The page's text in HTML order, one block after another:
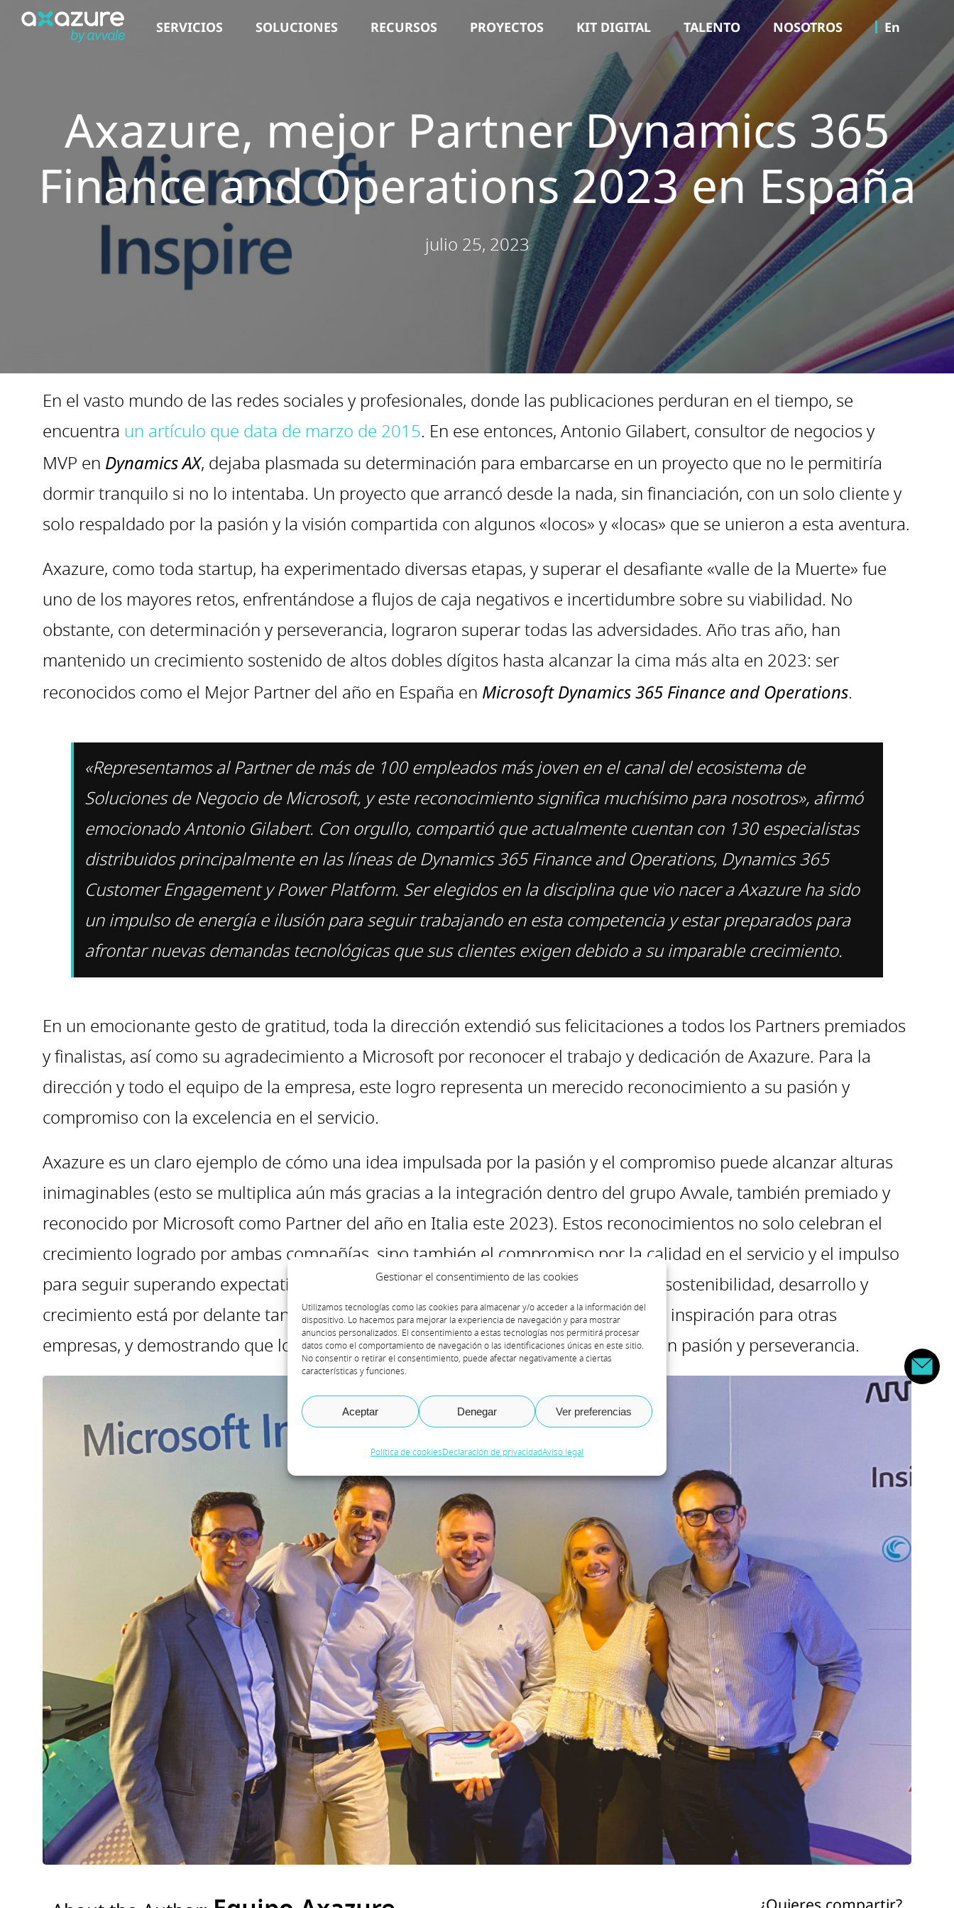
Gestionar el consentimiento de las cookies
Utilizamos tecnologías como las cookies para almacenar y/o acceder a la información del
dispositivo. Lo hacemos para mejorar la experiencia de navegación y para mostrar
anuncios personalizados. El consentimiento a estas tecnologías nos permitirá procesar
datos como el comportamiento de navegación o las identificaciones únicas en este sitio.
No consentir o retirar el consentimiento, puede afectar negativamente a ciertas
características y funciones.
Aceptar Denegar Ver preferencias
Política de cookiesDeclaración de privacidadAviso legal
Saltar
SERVICIOS SOLUCIONES RECURSOS PROYECTOS KIT DIGITAL TALENTO NOSOTROS En
Axazure, mejor Partner Dynamics 365
Finance and Operations 2023 en España
julio 25, 2023
En el vasto mundo de las redes sociales y profesionales, donde las publicaciones perduran en el tiempo, se
encuentra un artículo que data de marzo de 2015. En ese entonces, Antonio Gilabert, consultor de negocios y
MVP en Dynamics AX, dejaba plasmada su determinación para embarcarse en un proyecto que no le permitiría
dormir tranquilo si no lo intentaba. Un proyecto que arrancó desde la nada, sin financiación, con un solo cliente y
solo respaldado por la pasión y la visión compartida con algunos «locos» y «locas» que se unieron a esta aventura.
Axazure, como toda startup, ha experimentado diversas etapas, y superar el desafiante «valle de la Muerte» fue
uno de los mayores retos, enfrentándose a flujos de caja negativos e incertidumbre sobre su viabilidad. No
obstante, con determinación y perseverancia, lograron superar todas las adversidades. Año tras año, han
mantenido un crecimiento sostenido de altos dobles dígitos hasta alcanzar la cima más alta en 2023: ser
reconocidos como el Mejor Partner del año en España en Microsoft Dynamics 365 Finance and Operations.
«Representamos al Partner de más de 100 empleados más joven en el canal del ecosistema de
Soluciones de Negocio de Microsoft, y este reconocimiento significa muchísimo para nosotros», afirmó
emocionado Antonio Gilabert. Con orgullo, compartió que actualmente cuentan con 130 especialistas
distribuidos principalmente en las líneas de Dynamics 365 Finance and Operations, Dynamics 365
Customer Engagement y Power Platform. Ser elegidos en la disciplina que vio nacer a Axazure ha sido
un impulso de energía e ilusión para seguir trabajando en esta competencia y estar preparados para
afrontar nuevas demandas tecnológicas que sus clientes exigen debido a su imparable crecimiento.
En un emocionante gesto de gratitud, toda la dirección extendió sus felicitaciones a todos los Partners premiados
y finalistas, así como su agradecimiento a Microsoft por reconocer el trabajo y dedicación de Axazure. Para la
dirección y todo el equipo de la empresa, este logro representa un merecido reconocimiento a su pasión y
compromiso con la excelencia en el servicio.
Axazure es un claro ejemplo de cómo una idea impulsada por la pasión y el compromiso puede alcanzar alturas
inimaginables (esto se multiplica aún más gracias a la integración dentro del grupo Avvale, también premiado y
reconocido por Microsoft como Partner del año en Italia este 2023). Estos reconocimientos no solo celebran el
crecimiento logrado por ambas compañías, sino también el compromiso por la calidad en el servicio y el impulso
para seguir superando expectativas con Microsoft. Un futuro lleno de innovación, sostenibilidad, desarrollo y
crecimiento está por delante tanto para Axazure como para Avvale, siendo faro de inspiración para otras
empresas, y demostrando que los sueños se hacen realidad cuando se abrazan con pasión y perseverancia.